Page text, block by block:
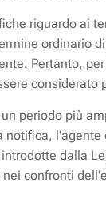
riguardo ai
ordinario
Pertanto,
considerato
periodo più
dalla
confronti